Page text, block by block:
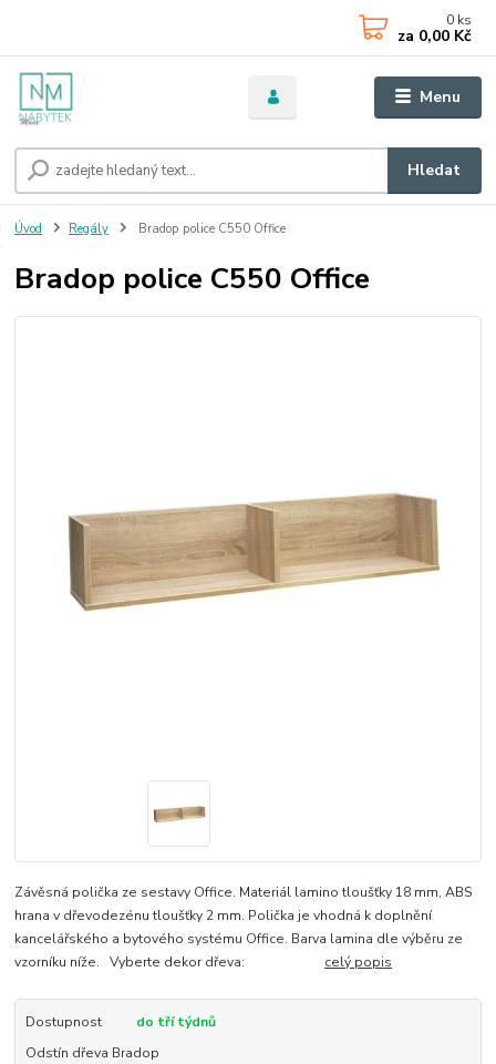
Menu
Hledat
0 ks
za 0,00 Kč
Úvod Regály Bradop police C550 Office
Bradop police C550 Office
Závěsná polička ze sestavy Office. Materiál lamino tloušťky 18 mm, ABS
hrana v dřevodezénu tloušťky 2 mm. Polička je vhodná k doplnění
kancelářského a bytového systému Office. Barva lamina dle výběru ze
vzorníku níže. Vyberte dekor dřeva: celý popis
Dostupnost
do tří týdnů
Odstín dřeva Bradop